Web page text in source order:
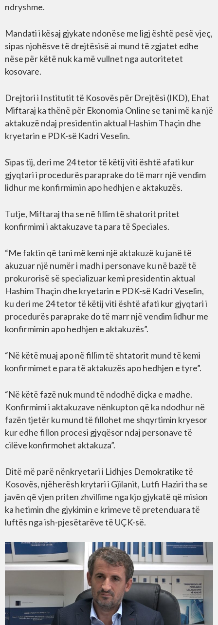
ndryshme.
Mandati i kësaj gjykate ndonëse me ligj është pesë vjeç,
sipas njohësve të drejtësisë ai mund të zgjatet edhe
nëse për këtë nuk ka më vullnet nga autoritetet
kosovare.
Drejtori i Institutit të Kosovës për Drejtësi (IKD), Ehat
Miftaraj ka thënë për Ekonomia Online se tani më ka një
aktakuzë ndaj presidentin aktual Hashim Thaçin dhe
kryetarin e PDK-së Kadri Veselin.
Sipas tij, deri me 24 tetor të këtij viti është afati kur
gjyqtari i procedurës paraprake do të marr një vendim
lidhur me konfirmimin apo hedhjen e aktakuzës.
Tutje, Miftaraj tha se në fillim të shatorit pritet
konfirmimi i aktakuzave ta para të Speciales.
“Me faktin që tani më kemi një aktakuzë ku janë të
akuzuar një numër i madh i personave ku në bazë të
prokurorisë së specializuar kemi presidentin aktual
Hashim Thaçin dhe kryetarin e PDK-së Kadri Veselin,
ku deri me 24 tetor të këtij viti është afati kur gjyqtari i
procedurës paraprake do të marr një vendim lidhur me
konfirmimin apo hedhjen e aktakuzës”.
“Në këtë muaj apo në fillim të shtatorit mund të kemi
konfirmimet e para të aktakuzës apo hedhjen e tyre”.
“Në këtë fazë nuk mund të ndodhë diçka e madhe.
Konfirmimi i aktakuzave nënkupton që ka ndodhur në
fazën tjetër ku mund të fillohet me shqyrtimin kryesor
kur edhe fillon procesi gjyqësor ndaj personave të
cilëve konfirmohet aktakuza”.
Ditë më parë nënkryetari i Lidhjes Demokratike të
Kosovës, njëherësh krytari i Gjilanit, Lutfi Haziri tha se
javën që vjen priten zhvillime nga kjo gjykatë që mision
ka hetimin dhe gjykimin e krimeve të pretenduara të
luftës nga ish-pjesëtarëve të UÇK-së.